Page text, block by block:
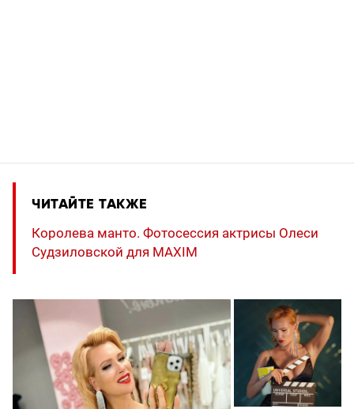
ЧИТАЙТЕ ТАКЖЕ
Королева манто. Фотосессия актрисы Олеси
Судзиловской для MAXIM